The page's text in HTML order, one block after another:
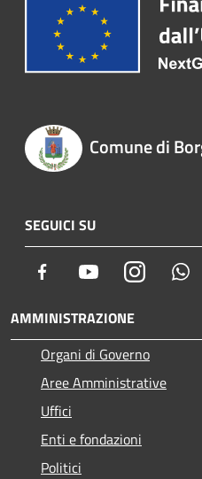
Comune di
SEGUICI SU
Facebook YoutubeInstagram
AMMINISTRAZIONE
Organi di Governo
Aree Amministrative
Uffici
Enti e fondazioni
Politici